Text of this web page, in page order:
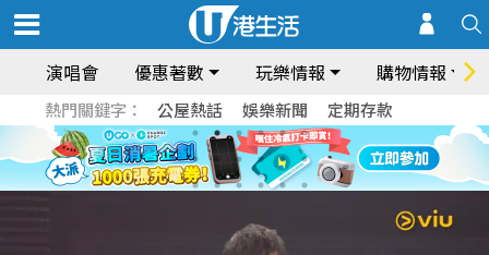
演唱會 優惠著數 玩樂情報 購物情報
熱門關鍵字： 公屋熱話 娛樂新聞 定期存款